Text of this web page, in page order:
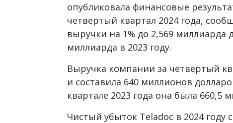
опубликовала финансовые
четвертый квартал 2024 года,
выручки на 1% до 2,569 миллиарда
миллиарда в 2023 году.
Выручка компании за четвертый
и составила 640 миллионов
квартале 2023 года она была 660,5
Чистый убыток Teladoc в 2024 году